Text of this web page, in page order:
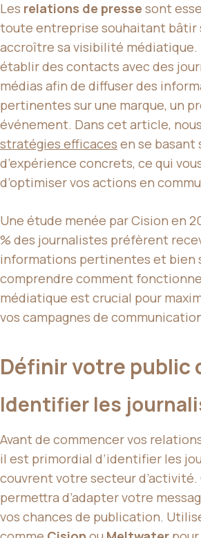
Les relations de presse sont
toute entreprise souhaitant bâtir
accroître sa visibilité médiatique.
établir des contacts avec des
médias afin de diffuser des
pertinentes sur une marque, un
événement. Dans cet article,
stratégies efficaces en se basant
d’expérience concrets, ce qui
d’optimiser vos actions en
Une étude menée par Cision en
% des journalistes préfèrent
informations pertinentes et bien
comprendre comment
médiatique est crucial pour
vos campagnes de
Définir votre public
Identifier les
Avant de commencer vos
il est primordial d’identifier les
couvrent votre secteur d’activité.
permettra d’adapter votre
vos chances de publication.